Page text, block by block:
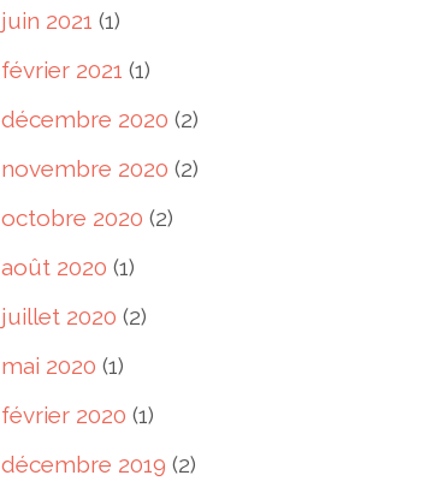
juin 2021 (1)
février 2021 (1)
décembre 2020 (2)
novembre 2020 (2)
octobre 2020 (2)
août 2020 (1)
juillet 2020 (2)
mai 2020 (1)
février 2020 (1)
décembre 2019 (2)